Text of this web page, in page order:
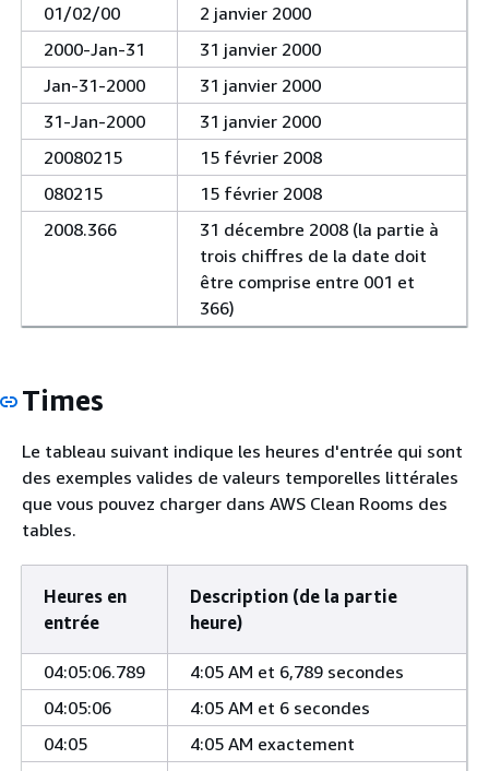
01/02/00
2 janvier 2000
2000-Jan-31
31 janvier 2000
Jan-31-2000
31 janvier 2000
31-Jan-2000
31 janvier 2000
20080215
15 février 2008
080215
15 février 2008
2008.366
31 décembre 2008 (la partie à
trois chiffres de la date doit
être comprise entre 001 et
366)
Times
Le tableau suivant indique les heures d'entrée qui sont
des exemples valides de valeurs temporelles littérales
que vous pouvez charger dans AWS Clean Rooms des
tables.
Heures en
entrée
Description (de la partie
heure)
04:05:06.789
4:05 AM et 6,789 secondes
04:05:06
4:05 AM et 6 secondes
04:05
4:05 AM exactement